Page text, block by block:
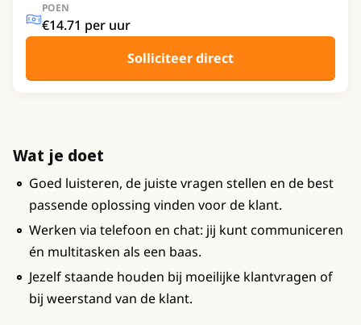
POEN
€14.71 per uur
Solliciteer direct
Wat je doet
Goed luisteren, de juiste vragen stellen en de best
passende oplossing vinden voor de klant.
Werken via telefoon en chat: jij kunt communiceren
én multitasken als een baas.
Jezelf staande houden bij moeilijke klantvragen of
bij weerstand van de klant.